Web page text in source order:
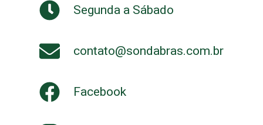
Segunda a Sábado
contato@sondabras.com.br
Facebook